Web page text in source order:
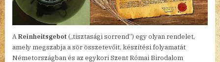
AReinheitsgebot(„tisztasági sorrend”) egy olyan rendelet,
amely megszabja a sör összetevőit, készítési folyamatát
Németországban és az egykori Szent Római Birodalom